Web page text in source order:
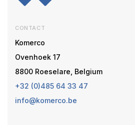
CONTACT
Komerco
Ovenhoek 17
8800 Roeselare, Belgium
+32 (0)485 64 33 47
info@komerco.be